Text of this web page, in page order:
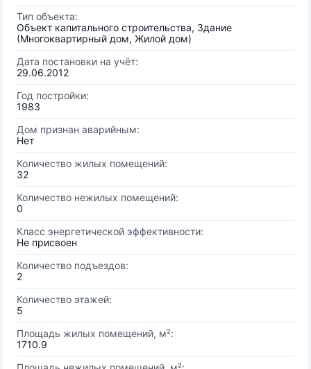
Тип объекта:
Объект капитального строительства, Здание
(Многоквартирный дом, Жилой дом)
Дата постановки на учёт:
29.06.2012
Год постройки:
1983
Дом признан аварийным:
Нет
Количество жилых помещений:
32
Количество нежилых помещений:
0
Класс энергетической эффективности:
Не присвоен
Количество подъездов:
2
Количество этажей:
5
Площадь жилых помещений, м²:
1710.9